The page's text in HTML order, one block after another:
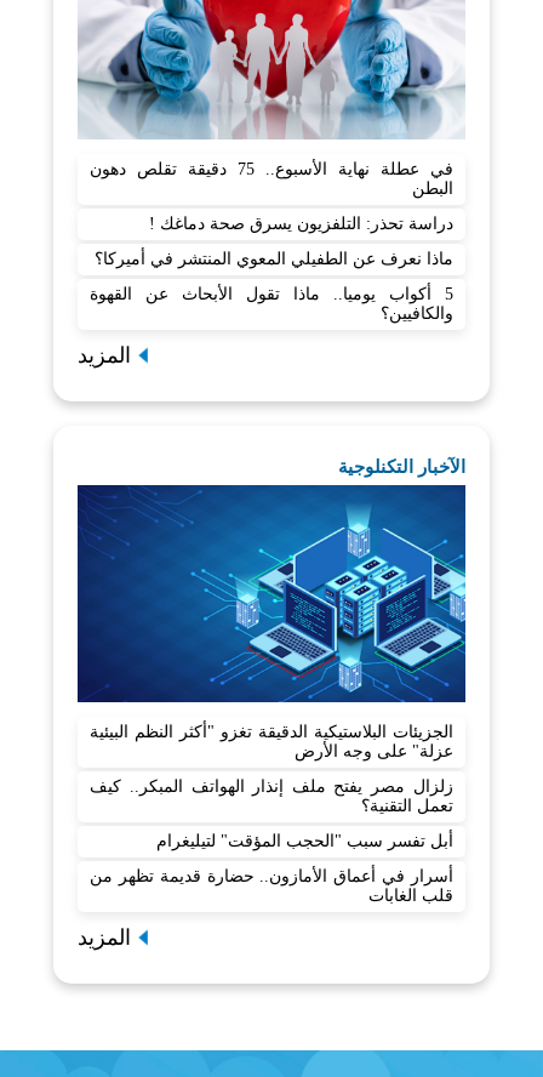
في عطلة نهاية الأسبوع.. 75 دقيقة تقلص دهون
البطن
دراسة تحذر: التلفزيون يسرق صحة دماغك !
ماذا نعرف عن الطفيلي المعوي المنتشر في أميركا؟
5 أكواب يوميا.. ماذا تقول الأبحاث عن القهوة
والكافيين؟
المزيد
الآخبار التكنلوجية
الجزيئات البلاستيكية الدقيقة تغزو "أكثر النظم البيئية
عزلة" على وجه الأرض
زلزال مصر يفتح ملف إنذار الهواتف المبكر.. كيف
تعمل التقنية؟
أبل تفسر سبب "الحجب المؤقت" لتيليغرام
أسرار في أعماق الأمازون.. حضارة قديمة تظهر من
قلب الغابات
المزيد